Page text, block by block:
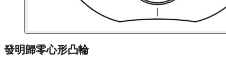
發明歸零心形凸輪